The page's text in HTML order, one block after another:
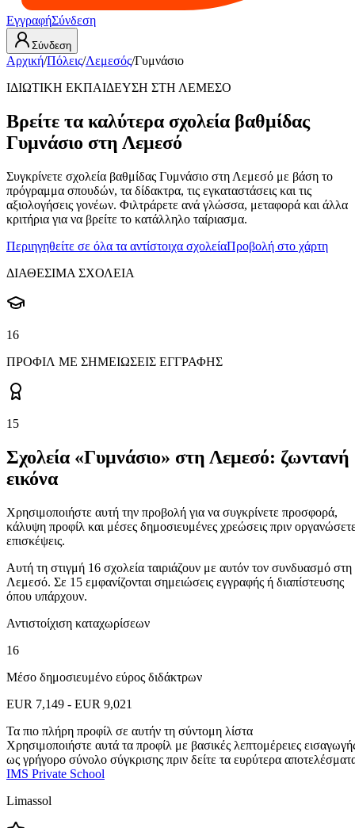
ΕγγραφήΣύνδεση
Σύνδεση
Αρχική/Πόλεις/Λεμεσός/Γυμνάσιο
ΙΔΙΩΤΙΚΗ ΕΚΠΑΙΔΕΥΣΗ ΣΤΗ ΛΕΜΕΣΟ
Βρείτε τα καλύτερα σχολεία βαθμίδας
Γυμνάσιο στη Λεμεσό
Συγκρίνετε σχολεία βαθμίδας Γυμνάσιο στη Λεμεσό με βάση το
πρόγραμμα σπουδών, τα δίδακτρα, τις εγκαταστάσεις και τις
αξιολογήσεις γονέων. Φιλτράρετε ανά γλώσσα, μεταφορά και άλλα
κριτήρια για να βρείτε το κατάλληλο ταίριασμα.
Περιηγηθείτε σε όλα τα αντίστοιχα σχολείαΠροβολή στο χάρτη
ΔΙΑΘΕΣΙΜΑ ΣΧΟΛΕΙΑ
16
ΠΡΟΦΙΛ ΜΕ ΣΗΜΕΙΩΣΕΙΣ ΕΓΓΡΑΦΗΣ
15
Σχολεία «Γυμνάσιο» στη Λεμεσό: ζωντανή
εικόνα
Χρησιμοποιήστε αυτή την προβολή για να συγκρίνετε προσφορά,
κάλυψη προφίλ και μέσες δημοσιευμένες χρεώσεις πριν
επισκέψεις.
Αυτή τη στιγμή 16 σχολεία ταιριάζουν με αυτόν τον συνδυασμό στη
Λεμεσό. Σε 15 εμφανίζονται σημειώσεις εγγραφής ή διαπίστευσης
όπου υπάρχουν.
Αντιστοίχιση καταχωρίσεων
16
Μέσο δημοσιευμένο εύρος διδάκτρων
EUR 7,149 - EUR 9,021
Τα πιο πλήρη προφίλ σε αυτήν τη σύντομη λίστα
Χρησιμοποιήστε αυτά τα προφίλ με βασικές λεπτομέρειες
ως γρήγορο σύνολο σύγκρισης πριν δείτε τα ευρύτερα
IMS Private School
Limassol